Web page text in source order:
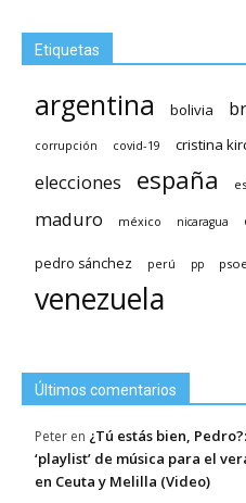
Etiquetas
argentina bolivia
corrupción covid-19 cristina
elecciones españa
maduro méxico nicaragua
pedro sánchez perú pp
venezuela
Últimos comentarios
Peter en ¿Tú estás bien,
‘playlist’ de música para el
en Ceuta y Melilla (Video)